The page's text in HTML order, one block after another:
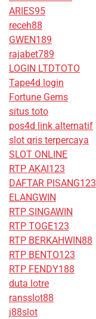
ARIES95
receh88
GWEN189
rajabet789
LOGIN LTDTOTO
Tape4d login
Fortune Gems
situs toto
pos4d link alternatif
slot qris terpercaya
SLOT ONLINE
RTP AKAI123
DAFTAR PISANG123
ELANGWIN
RTP SINGAWIN
RTP TOGE123
RTP BERKAHWIN88
RTP BENTO123
RTP FENDY188
duta lotre
ransslot88
j88slot